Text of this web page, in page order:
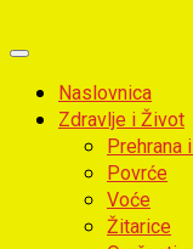
Primary
MenuNaslovnica
Zdravlje i Život
Prehrana
Povrće
Voće
Žitarice